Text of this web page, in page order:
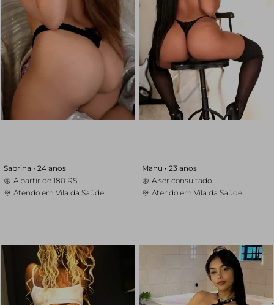
Sabrina • 24 anos
A partir de 180 R$
Atendo em Vila da Saúde
Manu • 23 anos
A ser consultado
Atendo em Vila da Saúde